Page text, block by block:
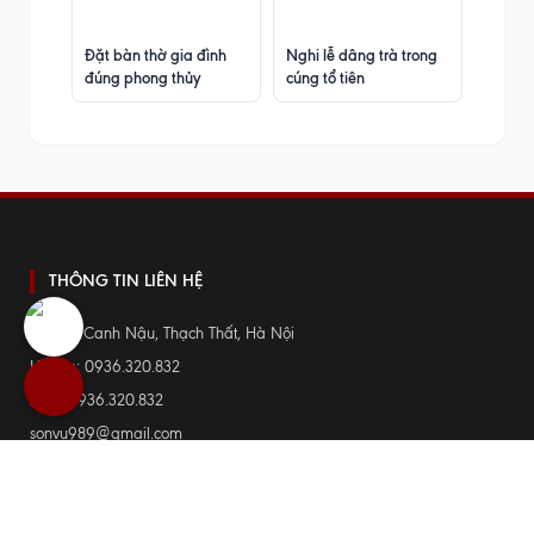
Đặt bàn thờ gia đình
đúng phong thủy
Nghi lễ dâng trà trong
cúng tổ tiên
THÔNG TIN LIÊN HỆ
Thôn 3, Canh Nậu, Thạch Thất, Hà Nội
Hotline: 0936.320.832
Zalo: 0936.320.832
sonvu989@gmail.com